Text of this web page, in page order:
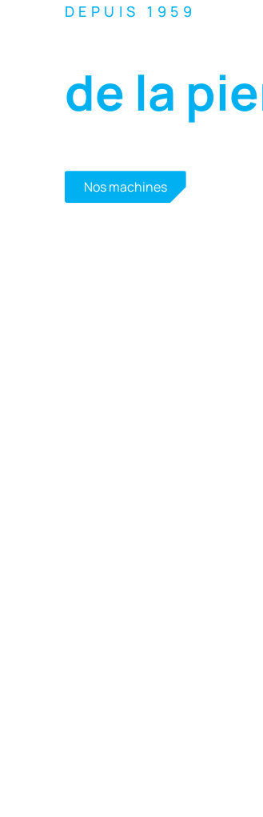
DEPUIS 1959
de la
Des solutions performantes
Nos machines